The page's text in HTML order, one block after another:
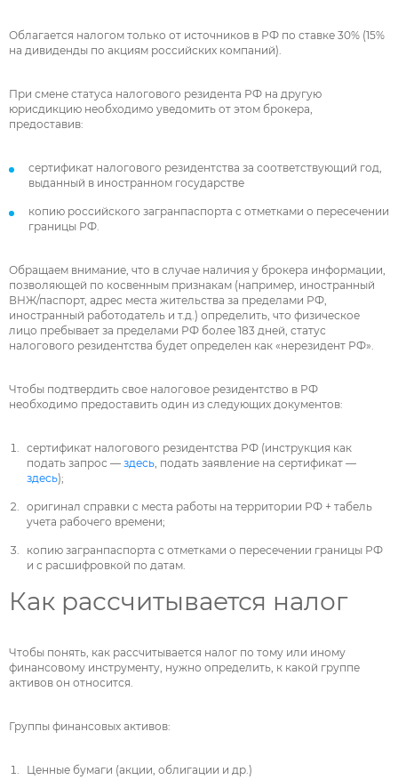
Облагается налогом только от источников в РФ по ставке 30% (15%
на дивиденды по акциям российских компаний).
При смене статуса налогового резидента РФ на другую
юрисдикцию необходимо уведомить от этом брокера,
предоставив:
сертификат налогового резидентства за соответствующий год,
выданный в иностранном государстве
копию российского загранпаспорта с отметками о пересечении
границы РФ.
Обращаем внимание, что в случае наличия у брокера информации,
позволяющей по косвенным признакам (например, иностранный
ВНЖ/паспорт, адрес места жительства за пределами РФ,
иностранный работодатель и т.д.) определить, что физическое
лицо пребывает за пределами РФ более 183 дней, статус
налогового резидентства будет определен как «нерезидент РФ».
Чтобы подтвердить свое налоговое резидентство в РФ
необходимо предоставить один из следующих документов:
сертификат налогового резидентства РФ (инструкция как
подать запрос — здесь , подать заявление на сертификат —
здесь);
оригинал справки с места работы на территории РФ + табель
учета рабочего времени;
копию загранпаспорта с отметками о пересечении границы РФ
и с расшифровкой по датам.
Как рассчитывается налог
Чтобы понять, как рассчитывается налог по тому или иному
финансовому инструменту, нужно определить, к какой группе
активов он относится.
Группы финансовых активов:
Ценные бумаги (акции, облигации и др.)